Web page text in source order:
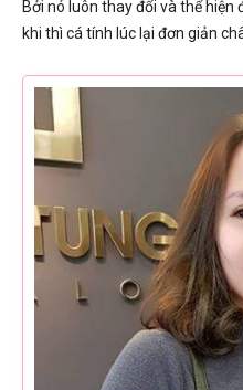
Bởi nó luôn thay đổi và thể
khi thì cá tính lúc lại đơn giản